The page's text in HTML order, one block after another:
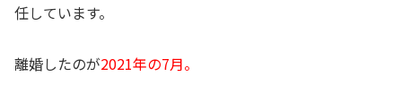
任しています。
離婚したのが2021年の7月。